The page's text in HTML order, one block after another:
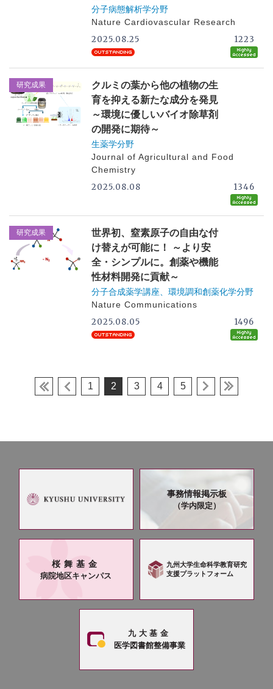
分子病態解析学分野
Nature Cardiovascular Research
2025.08.25 1223
研究成果
クルミの葉から他の植物の生
育を抑える新たな成分を発見
～環境に優しいバイオ除草剤
の開発に期待～
生薬学分野
Journal of Agricultural and Food
Chemistry
2025.08.08 1346
研究成果
世界初、窒素原子の自由な付
け替えが可能に！ ～より安
全・シンプルに。創薬や機能
性材料開発に貢献～
分子合成薬学講座、環境調和創薬化学分野
Nature Communications
2025.08.05 1496
1 2 3 4 5
事務情報掲示板
（学内限定）
桜舞基金
病院地区キャンパス
九州大学生命科学教育研究
支援プラットフォーム
九大基金
医学図書館整備事業